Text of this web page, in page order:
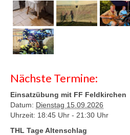
Nächste Termine:
Einsatzübung mit FF Feldkirchen
Datum: Dienstag 15.09.2026
Uhrzeit: 18:45 Uhr - 21:30 Uhr
THL Tage Altenschlag